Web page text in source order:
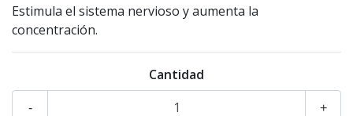
Estimula el sistema nervioso y aumenta la
concentración.
Cantidad
+
-